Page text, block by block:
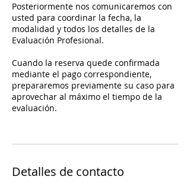
Posteriormente nos comunicaremos con
usted para coordinar la fecha, la
modalidad y todos los detalles de la
Evaluación Profesional.
Cuando la reserva quede confirmada
mediante el pago correspondiente,
prepararemos previamente su caso para
aprovechar al máximo el tiempo de la
evaluación.
Detalles de contacto